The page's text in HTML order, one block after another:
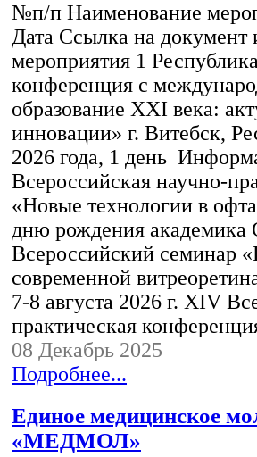
№п/п Наименование
Дата Ссылка на документ
мероприятия 1
конференция с
образование XXI века:
инновации» г. Витебск,
2026 года, 1 день
Всероссийская научно-
«Новые технологии в
дню рождения
Всероссийский семинар
современной
7-8 августа 2026 г. XIV
практическая
08 Декабрь 2025
Подробнее...
Единое медицинское
«МЕДМОЛ»